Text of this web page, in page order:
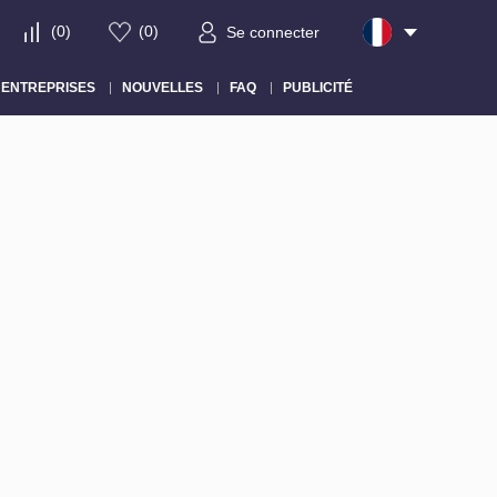
(0) (0) Se connecter
ENTREPRISES NOUVELLES FAQ PUBLICITÉ